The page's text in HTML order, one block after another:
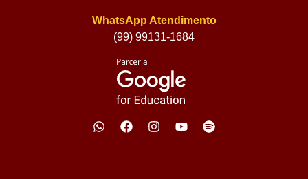
WhatsApp Atendimento
(99) 99131-1684